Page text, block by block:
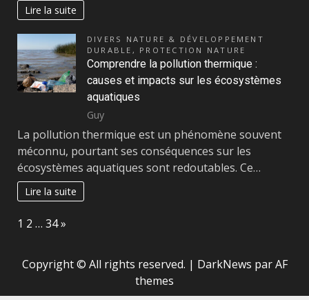
Lire la suite
DIVERS NATURE & DÉVELOPPEMENT
DURABLE , PROTECTION NATURE
Comprendre la pollution thermique :
causes et impacts sur les écosystèmes
aquatiques
Guy
La pollution thermique est un phénomène souvent
méconnu, pourtant ses conséquences sur les
écosystèmes aquatiques sont redoutables. Ce…
Lire la suite
Page:
1 2 … 34Next
»
Copyright © All rights reserved. | DarkNews par AF
themes